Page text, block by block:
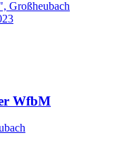
Großheubach
WfbM